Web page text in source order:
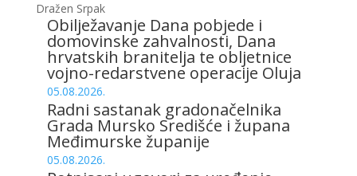
Dražen Srpak
Obilježavanje Dana pobjede i
domovinske zahvalnosti, Dana
hrvatskih branitelja te obljetnice
vojno-redarstvene operacije Oluja
05.08.2026.
Radni sastanak gradonačelnika
Grada Mursko Središće i župana
Međimurske županije
05.08.2026.